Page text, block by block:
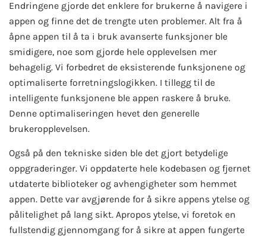
Endringene gjorde det enklere for brukerne å navigere i
appen og finne det de trengte uten problemer. Alt fra å
åpne appen til å ta i bruk avanserte funksjoner ble
smidigere, noe som gjorde hele opplevelsen mer
behagelig. Vi forbedret de eksisterende funksjonene og
optimaliserte forretningslogikken. I tillegg til de
intelligente funksjonene ble appen raskere å bruke.
Denne optimaliseringen hevet den generelle
brukeropplevelsen.
Også på den tekniske siden ble det gjort betydelige
oppgraderinger. Vi oppdaterte hele kodebasen og fjernet
utdaterte biblioteker og avhengigheter som hemmet
appen. Dette var avgjørende for å sikre appens ytelse og
pålitelighet på lang sikt. Apropos ytelse, vi foretok en
fullstendig gjennomgang for å sikre at appen fungerte